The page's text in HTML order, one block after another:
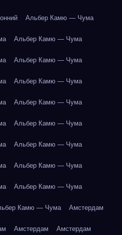
Альбер Камю — Чума
Альбер Камю — Чума
Альбер Камю — Чума
Альбер Камю — Чума
Альбер Камю — Чума
Альбер Камю — Чума
Альбер Камю — Чума
Альбер Камю — Чума
Альбер Камю — Чума
Камю — Чума Амстердам
Амстердам Амстердам